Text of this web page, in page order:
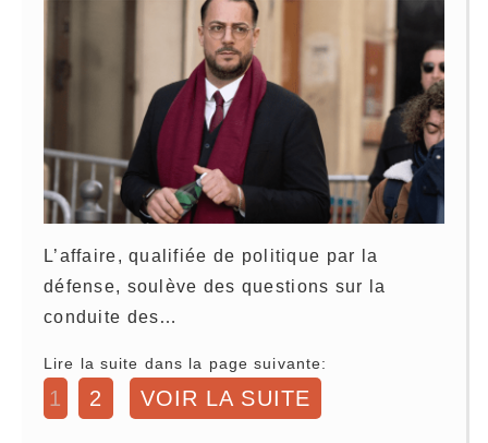
L’affaire, qualifiée de politique par la
défense, soulève des questions sur la
conduite des…
Lire la suite dans la page suivante:
1 2 VOIR LA SUITE